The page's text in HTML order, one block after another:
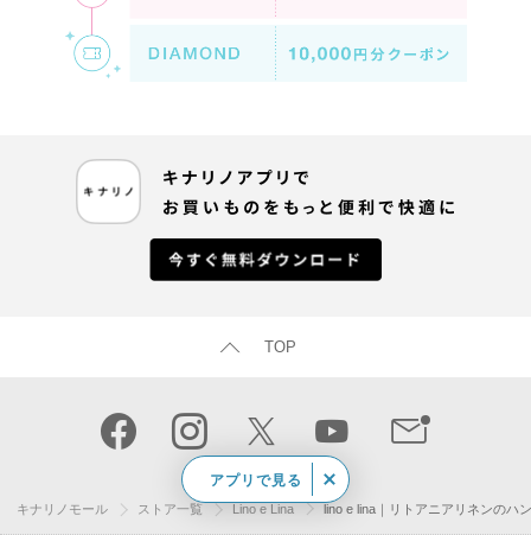
TOP
キナリノモール ストア一覧 Lino e Lina lino e lina｜リトアニアリネンのハ
アプリで見る